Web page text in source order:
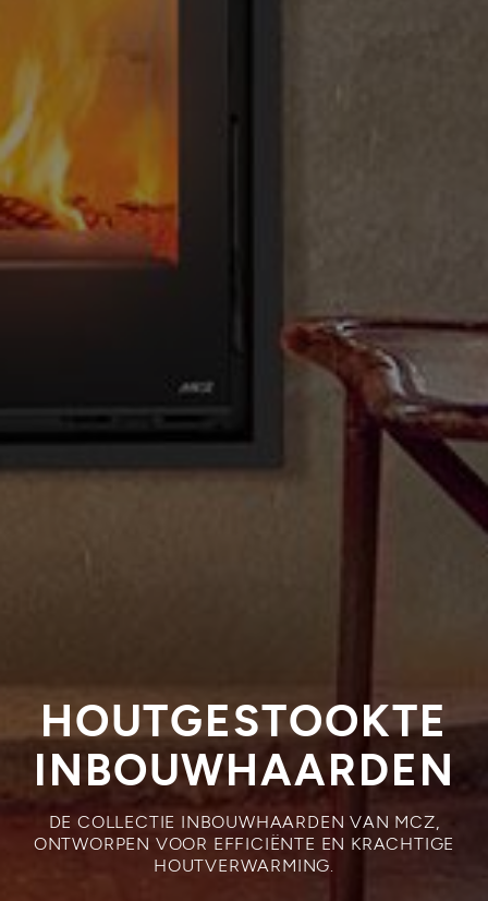
HOUTGESTOOKTE
INBOUWHAARDEN
DE COLLECTIE INBOUWHAARDEN VAN MCZ,
ONTWORPEN VOOR EFFICIËNTE EN KRACHTIGE
HOUTVERWARMING.